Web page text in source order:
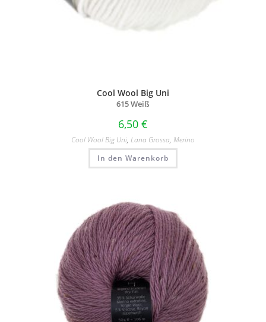
Cool Wool Big Uni
615 Weiß
6,50 €
Cool Wool Big Uni, Lana Grossa, Merino
In den Warenkorb